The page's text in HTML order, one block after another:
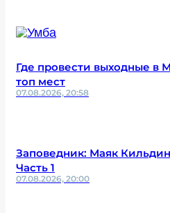
Где провести выходные в
топ мест
07.08.2026, 20:58
Заповедник: Маяк
Часть 1
07.08.2026, 20:00